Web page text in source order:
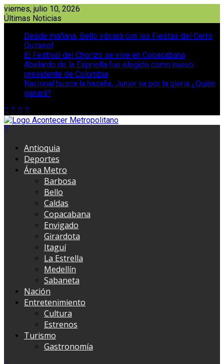
Saltar
al
viernes, julio 10, 2026
Últimas Noticias
Desde mañana, Bello vibrará con las Fiestas del Cerro
Quitasol
El Festival del Chorizo se vive en Copacabana
Abelardo de la Espriella fue elegido como nuevo
presidente de Colombia
Nacional busca la hazaña, Junior va por la gloria ¿Quién
ganará?
Antioquia
Deportes
Área Metro
Barbosa
Bello
Caldas
Copacabana
Envigado
Girardota
Itaguí
La Estrella
Medellín
Sabaneta
Nación
Entretenimiento
Cultura
Estrenos
Turismo
Gastronomía